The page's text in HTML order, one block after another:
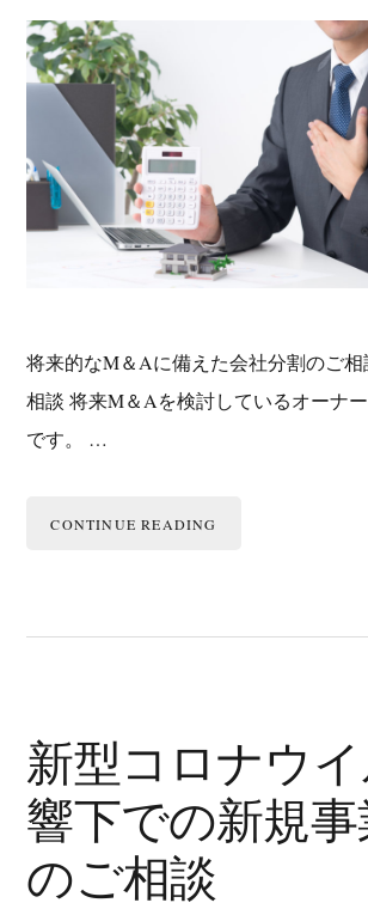
将来的なM＆Aに備えた会社分割のご
相談 将来M＆Aを検討しているオーナ
です。 …
CONTINUE READING
新型コロナウ
響下での新規
のご相談